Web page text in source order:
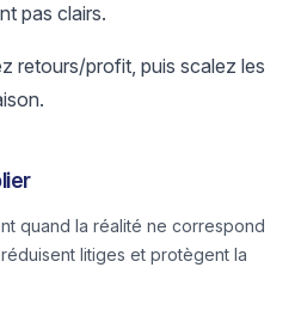
pas clairs.
retours/profit, puis scalez les
quand la réalité ne correspond
litiges et protègent la